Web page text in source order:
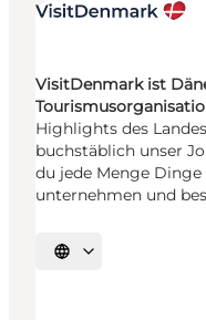
VisitDenmark ist
Highlights des
buchstäblich unser
du jede Menge
unternehmen und
Sprache auswählen